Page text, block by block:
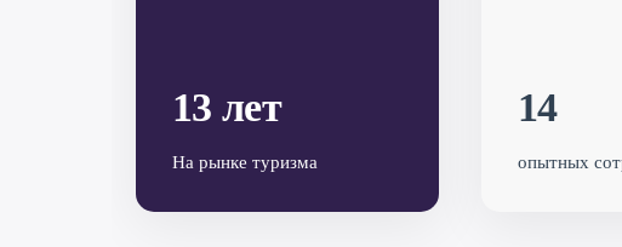
13 лет
На рынке туризма
14
опытных